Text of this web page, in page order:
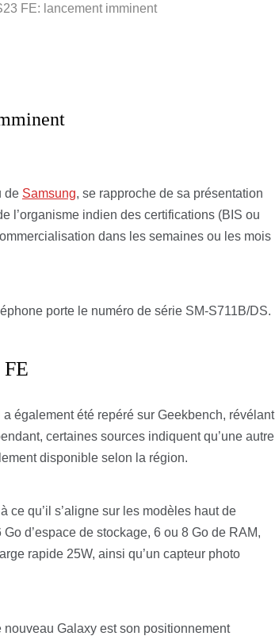
FE: lancement imminent
de Samsung, se rapproche de sa présentation
l’organisme indien des certifications (BIS ou
dans les semaines ou les mois
porte le numéro de série SM-S711B/DS.
également été repéré sur Geekbench, révélant
certaines sources indiquent qu’une autre
disponible selon la région.
ce qu’il s’aligne sur les modèles haut de
d’espace de stockage, 6 ou 8 Go de RAM,
rapide 25W, ainsi qu’un capteur photo
Galaxy est son positionnement